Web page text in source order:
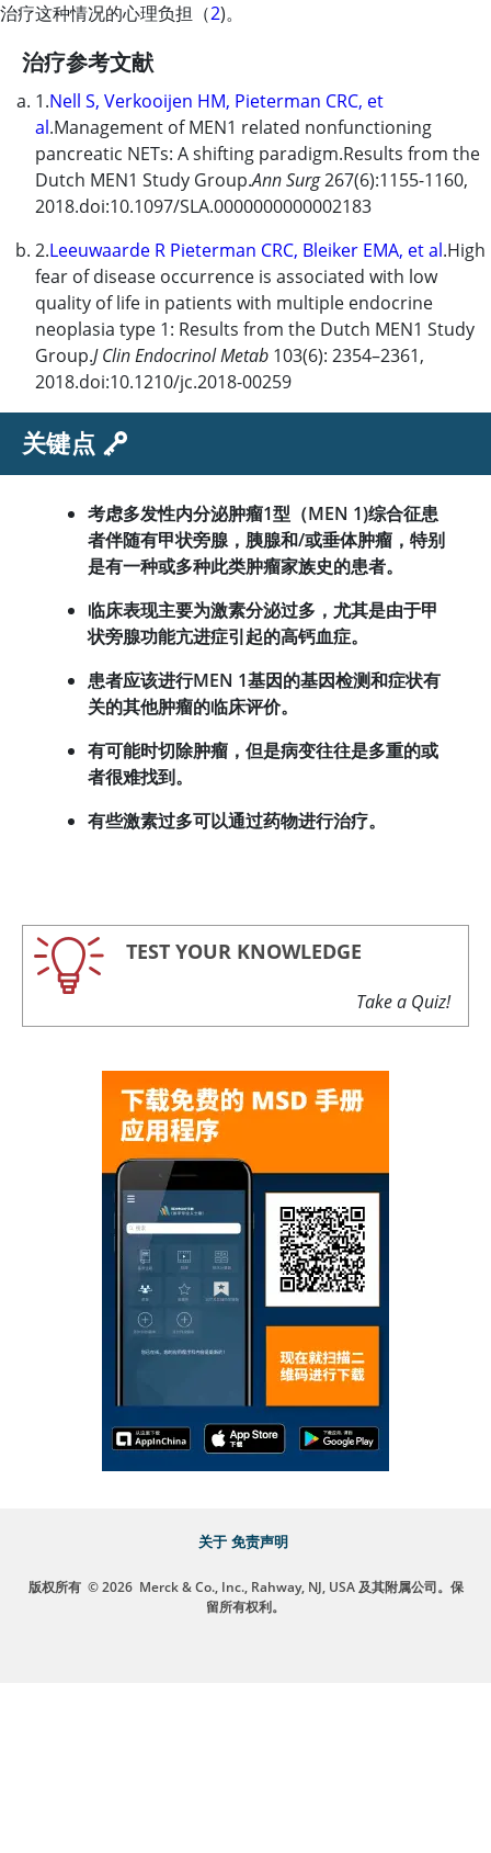
治疗这种情况的心理负担（2)。
治疗参考文献
1.Nell S, Verkooijen HM, Pieterman CRC, et
al.Management of MEN1 related nonfunctioning
pancreatic NETs: A shifting paradigm.Results from the
Dutch MEN1 Study Group.Ann Surg267(6):1155-1160,
2018.doi:10.1097/SLA.0000000000002183
2.Leeuwaarde R Pieterman CRC, Bleiker EMA, et al.High
fear of disease occurrence is associated with low
quality of life in patients with multiple endocrine
neoplasia type 1: Results from the Dutch MEN1 Study
Group.J Clin Endocrinol Metab 103(6): 2354–2361,
2018.doi:10.1210/jc.2018-00259
关键点
考虑多发性内分泌肿瘤1型（MEN 1)综合征患
者伴随有甲状旁腺，胰腺和/或垂体肿瘤，特别
是有一种或多种此类肿瘤家族史的患者。
临床表现主要为激素分泌过多，尤其是由于甲
状旁腺功能亢进症引起的高钙血症。
患者应该进行MEN 1基因的基因检测和症状有
关的其他肿瘤的临床评价。
有可能时切除肿瘤，但是病变往往是多重的或
者很难找到。
有些激素过多可以通过药物进行治疗。
TEST YOUR KNOWLEDGE
Take a Quiz!
关于 免责声明
版权所有 © 2026 Merck & Co., Inc., Rahway, NJ, USA 及其附属公司。保
留所有权利。